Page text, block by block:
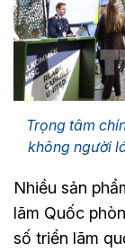
Trọng tâm
không người
Nhiều sản
lãm Quốc
số triển lãm